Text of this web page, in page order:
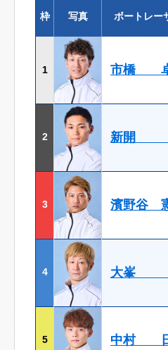
枠 写真 ボートレー
1 市橋
2 新開
3 濱野谷
4 大峯
5 中村